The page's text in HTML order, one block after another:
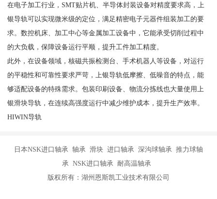
在电子加工行业，SMT贴片机、半导体封装设备对精度要求高，上
银导轨可以实现微米级的定位，满足精密电子元器件组装加工的要
求。数控机床、加工中心等金属加工设备中，它能承受切削过程中
的大负载，保障设备运行平顺，提升工件加工精度。
此外，在设备领域，核磁共振检测台、手术机器人等设备，对运行
的平稳性和可靠性要求严苛，上银导轨低摩擦、低噪音的特点，能
够适配设备的特殊需求。包装印刷设备、物流分拣线也大量使用上
银滑块导轨，在连续高强度运行中减少维护成本，提升生产效率。
HIWIN导轨
日本NSK进口轴承 轴承 滑块 进口轴承 深沟球轴承 推力球轴
承 NSK进口轴承 耐高温轴承
版权所有：湖州恩斯凯工业技术有限公司